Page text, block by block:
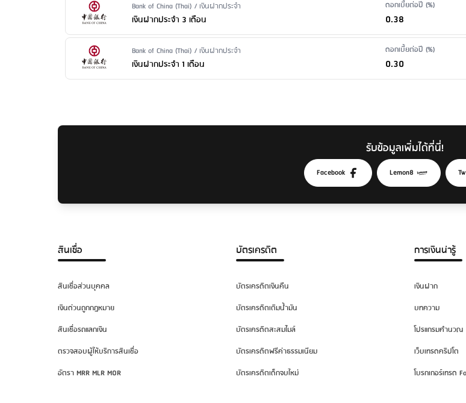
Issuer Name / Financial Product Type
Bank of China (Thai) / เงินฝากประจำ
เงินฝากประจำ 3 เดือน
ดอกเบี้ยต่อปี (%)
0.38
Issuer Name / Financial Product Type
Bank of China (Thai) / เงินฝากประจำ
เงินฝากประจำ 1 เดือน
ดอกเบี้ยต่อปี (%)
0.30
รับข้อมูลเพิ่มได้ที่นี่!
Facebook Lemon8
สินเชื่อ
สินเชื่อส่วนบุคคล
เงินด่วนถูกกฎหมาย
สินเชื่อรถแลกเงิน
ตรวจสอบผู้ให้บริการสินเชื่อ
อัตรา MRR MLR MOR
บัตรเครดิต
บัตรเครดิตเงินคืน
บัตรเครดิตเติมน้ำมัน
บัตรเครดิตสะสมไมล์
บัตรเครดิตฟรีค่าธรรมเนียม
บัตรเครดิตเด็กจบใหม่
การเงินน่ารู้
เงินฝาก
บทความ
โปรแกรมคำนวณ
เว็บเทรดคริปโต
โบรกเกอร์เทรด